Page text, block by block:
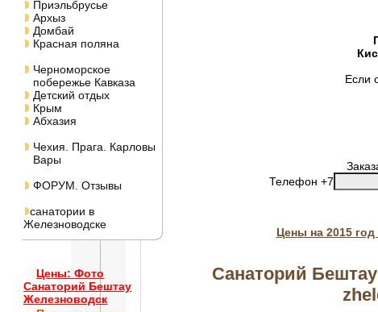
Приэльбрусье
Архыз
Домбай
Красная поляна
Черноморское
побережье Кавказа
Детский отдых
Крым
Абхазия
Чехия. Прага. Карловы
Вары
ФОРУМ. Отзывы
санатории в
Железноводске
Цены: Фото
Санаторий Бештау
Железноводск
Если
Телефон +7
Цены на 2015
Санаторий